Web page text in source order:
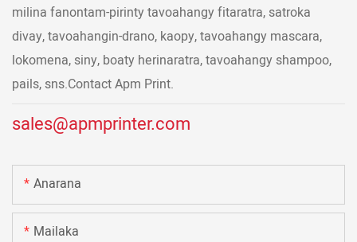
milina fanontam-pirinty tavoahangy fitaratra, satroka
divay, tavoahangin-drano, kaopy, tavoahangy mascara,
lokomena, siny, boaty herinaratra, tavoahangy shampoo,
pails, sns.Contact Apm Print.
sales@apmprinter.com
Anarana
Mailaka